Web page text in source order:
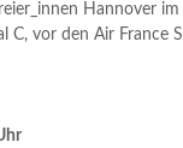
Hannover im
C, vor den Air France